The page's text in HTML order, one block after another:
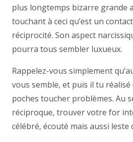
plus longtemps bizarre grande
touchant à ceci qu’est un
réciprocité. Son aspect
pourra tous sembler luxueux.
Rappelez-vous simplement
vous semble, et puis il tu
poches toucher problèmes. Au
réciproque, trouver votre for
célébré, écouté mais aussi leste